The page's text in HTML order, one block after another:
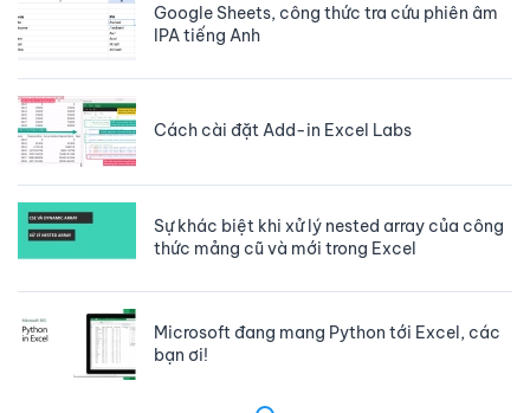
Google Sheets, công thức tra cứu phiên âm
IPA tiếng Anh
Cách cài đặt Add-in Excel Labs
Sự khác biệt khi xử lý nested array của công
thức mảng cũ và mới trong Excel
Microsoft đang mang Python tới Excel, các
bạn ơi!